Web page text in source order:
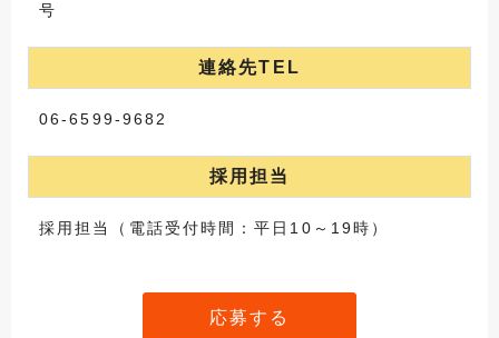
号
連絡先TEL
06-6599-9682
採用担当
採用担当（電話受付時間：平日10～19時）
応募する